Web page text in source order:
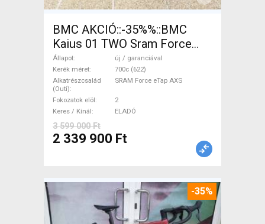
BMC AKCIÓ::-35%%::BMC
Kaius 01 TWO Sram Force
eTap(54 Gravel / CX SRAM
Force eTap AXS tárcsafék új /
garanciával ELADÓ
Állapot
új / garanciával
Kerék méret
700c (622)
Alkatrészcsalád
(Outi)
SRAM Force eTap AXS
Fokozatok elöl
2
Keres / Kínál
ELADÓ
3 599 000 Ft
2 339 900 Ft
-35%